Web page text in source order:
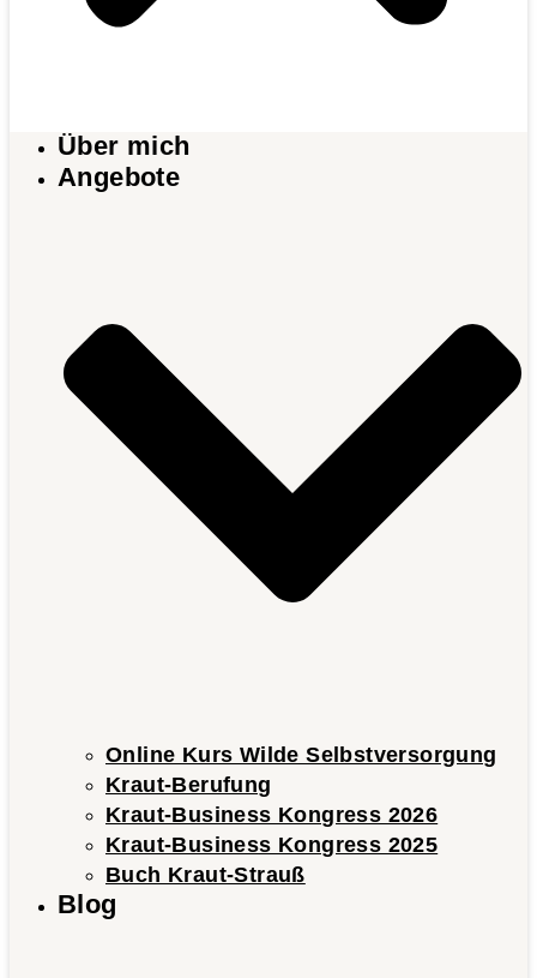
Über mich
Angebote
Online Kurs Wilde Selbstversorgung
Kraut-Berufung
Kraut-Business Kongress 2026
Kraut-Business Kongress 2025
Buch Kraut-Strauß
Blog